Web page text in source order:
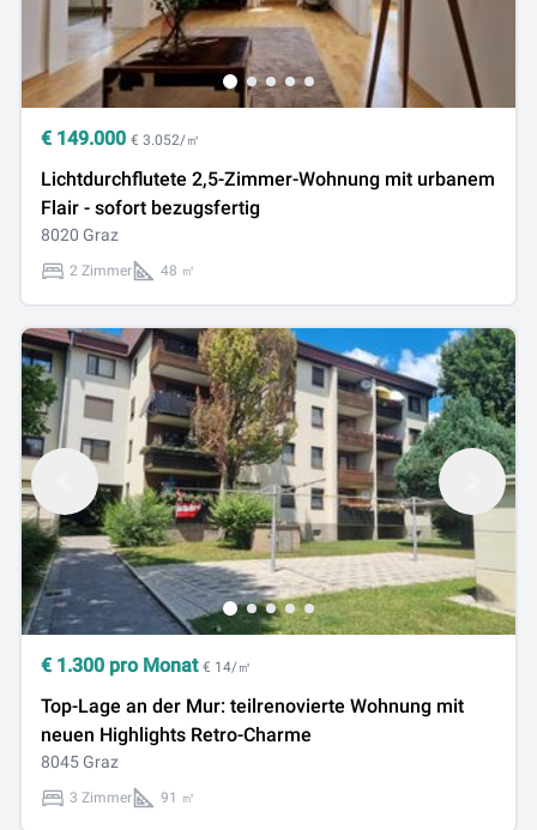
€ 149.000 € 3.052/㎡
Lichtdurchflutete 2,5-Zimmer-Wohnung mit urbanem
Flair - sofort bezugsfertig
8020 Graz
2 Zimmer 48 ㎡
€ 1.300 pro Monat € 14/㎡
Top-Lage an der Mur: teilrenovierte Wohnung mit
neuen Highlights Retro-Charme
8045 Graz
3 Zimmer 91 ㎡